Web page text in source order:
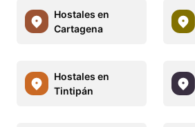
Hostales en
Cartagena
Hostales en
Tintipán